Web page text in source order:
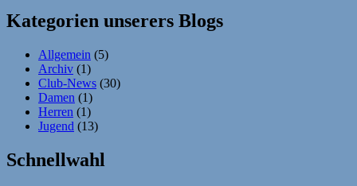
Kategorien unserers Blogs
Allgemein (5)
Archiv (1)
Club-News (30)
Damen (1)
Herren (1)
Jugend (13)
Schnellwahl